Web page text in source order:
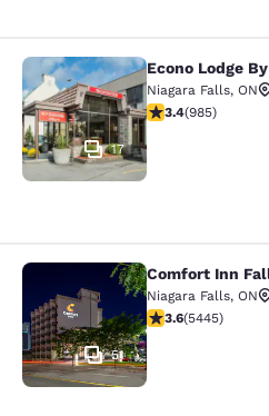
Econo Lodge By
17
Econo Lodge
Niagara Falls, ON
calificación de
3.4(985)
Comfort Inn
51
Comfort Inn
Niagara Falls, ON
calificación de
3.6(5445)